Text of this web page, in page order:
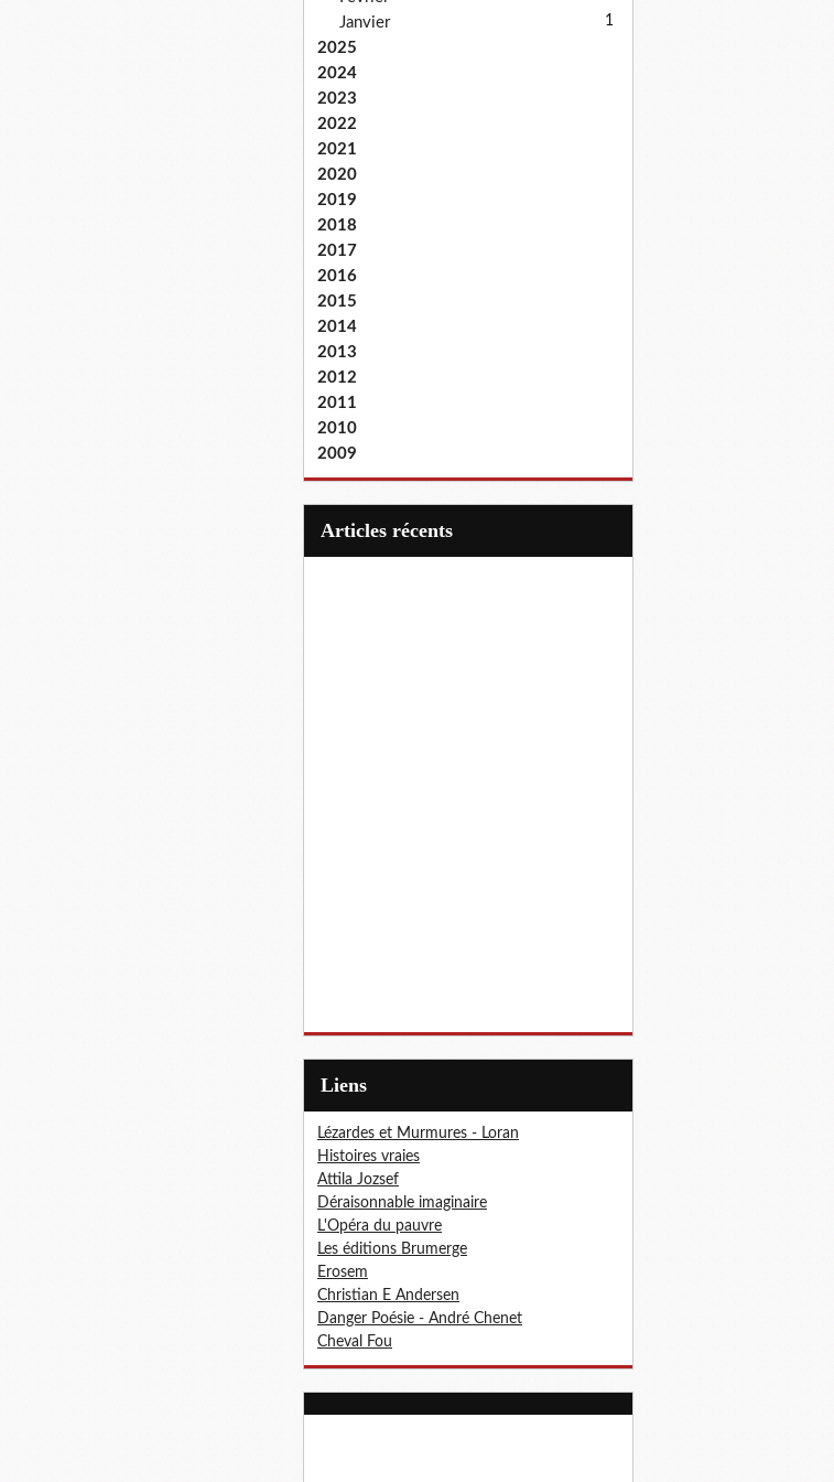
Janvier 1
2025
2024
2023
2022
2021
2020
2019
2018
2017
2016
2015
2014
2013
2012
2011
2010
2009
articles récents
Liens
Lézardes et Murmures - Loran
Histoires vraies
Attila Jozsef
Déraisonnable imaginaire
L'Opéra du pauvre
Les éditions Brumerge
Erosem
Christian E Andersen
Danger Poésie - André Chenet
Cheval Fou